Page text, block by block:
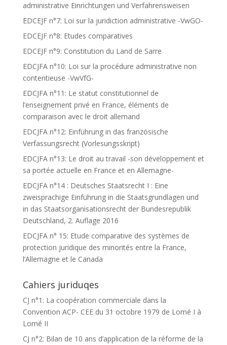
administrative Einrichtungen und Verfahrensweisen
EDCEJF n°7: Loi sur la juridiction administrative -VwGO-
EDCEJF n°8: Etudes comparatives
EDCEJF n°9: Constitution du Land de Sarre
EDCJFA n°10: Loi sur la procédure administrative non
contentieuse -VwVfG-
EDCJFA n°11: Le statut constitutionnel de
l’enseignement privé en France, éléments de
comparaison avec le droit allemand
EDCJFA n°12: Einführung in das französische
Verfassungsrecht (Vorlesungsskript)
EDCJFA n°13: Le droit au travail -son développement et
sa portée actuelle en France et en Allemagne-
EDCJFA n°14 : Deutsches Staatsrecht I : Eine
zweisprachige Einführung in die Staatsgrundlagen und
in das Staatsorganisationsrecht der Bundesrepublik
Deutschland, 2. Auflage 2016
EDCJFA n° 15: Etude comparative des systèmes de
protection juridique des minorités entre la France,
l’Allemagne et le Canada
Cahiers juriduqes
CJ n°1: La coopération commerciale dans la
Convention ACP- CEE du 31 octobre 1979 de Lomé I à
Lomé II
CJ n°2: Bilan de 10 ans d’application de la réforme de la